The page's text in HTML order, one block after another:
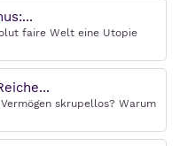
faire Welt eine Utopie
skrupellos? Warum